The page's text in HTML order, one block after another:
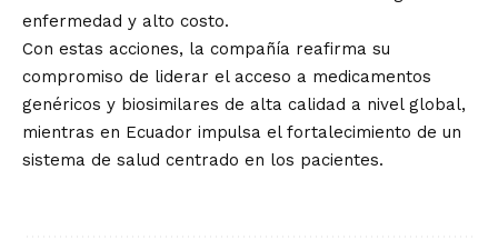
enfermedad y alto costo.
Con estas acciones, la compañía reafirma su
compromiso de liderar el acceso a medicamentos
genéricos y biosimilares de alta calidad a nivel global,
mientras en Ecuador impulsa el fortalecimiento de un
sistema de salud centrado en los pacientes.